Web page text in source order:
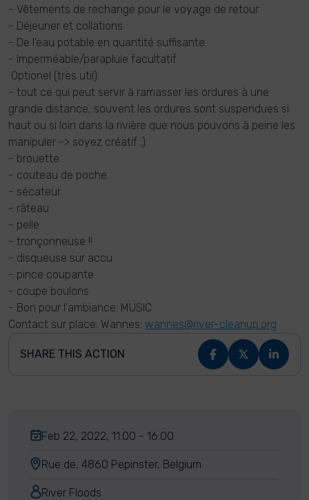
- Vêtements de rechange pour le voyage de retour
- Déjeuner et collations
- De l'eau potable en quantité suffisante
- Imperméable/parapluie facultatif
Optionel (très util):
- tout ce qui peut servir à ramasser les ordures à une
grande distance, souvent les ordures sont suspendues si
haut ou si loin dans la rivière que nous pouvons à peine les
manipuler -> soyez créatif ;)
- brouette
- couteau de poche
- sécateur
- râteau
- pelle
- tronçonneuse !!
- disqueuse sur accu
- pince coupante
- coupe boulons
- Bon pour l'ambiance: MUSIC
Contact sur place: Wannes: wannes@river-cleanup.org
SHARE THIS ACTION
Feb 22, 2022, 11:00 - 16:00
Rue de, 4860 Pepinster, Belgium
River Floods